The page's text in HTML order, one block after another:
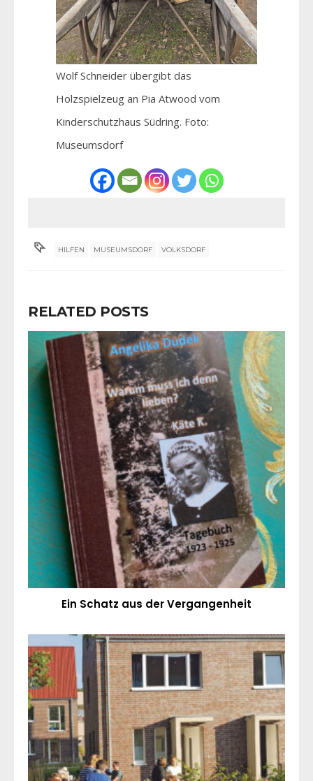
Wolf Schneider übergibt das
Holzspielzeug an Pia Atwood vom
Kinderschutzhaus Südring. Foto:
Museumsdorf
HILFEN MUSEUMSDORF VOLKSDORF
RELATED POSTS
Ein Schatz aus der Vergangenheit